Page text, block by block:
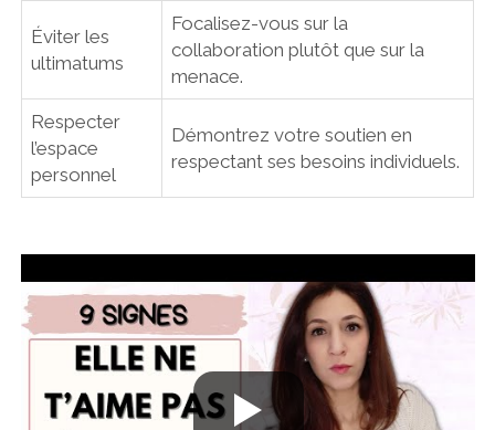
Éviter les
ultimatums
Focalisez-vous sur la
collaboration plutôt que sur la
menace.
Respecter
l’espace
personnel
Démontrez votre soutien en
respectant ses besoins individuels.